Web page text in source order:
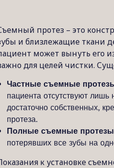
протез – это
и близлежащие ткани
может вынуть его
для целей чистки.
Частные съемные
пациента отсутствуют
достаточно собственных,
протеза.
Полные съемные
потерявших все зубы на
к установке